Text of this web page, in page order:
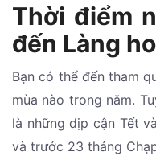
Thời điểm
đến Làng
Bạn có thể đến tham
mùa nào trong năm.
là những dịp cận Tết
và trước 23 tháng